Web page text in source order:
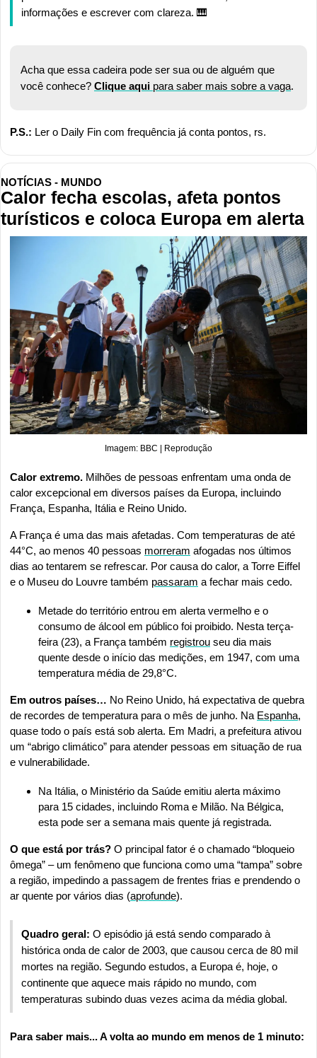
informações e escrever com clareza. 🎹
Acha que essa cadeira pode ser sua ou de alguém que
você conhece? Clique aqui para saber mais sobre a vaga.
P.S.: Ler o Daily Fin com frequência já conta pontos, rs.
NOTÍCIAS - MUNDO
Calor fecha escolas, afeta pontos
turísticos e coloca Europa em alerta
Imagem: BBC | Reprodução
Calor extremo. Milhões de pessoas enfrentam uma onda de
calor excepcional em diversos países da Europa, incluindo
França, Espanha, Itália e Reino Unido.
A França é uma das mais afetadas. Com temperaturas de até
44°C, ao menos 40 pessoas morreram afogadas nos últimos
dias ao tentarem se refrescar. Por causa do calor, a Torre Eiffel
e o Museu do Louvre também passaram a fechar mais cedo.
Metade do território entrou em alerta vermelho e o
consumo de álcool em público foi proibido. Nesta terça-
feira (23), a França também registrou seu dia mais
quente desde o início das medições, em 1947, com uma
temperatura média de 29,8°C.
Em outros países… No Reino Unido, há expectativa de quebra
de recordes de temperatura para o mês de junho. Na Espanha,
quase todo o país está sob alerta. Em Madri, a prefeitura ativou
um “abrigo climático” para atender pessoas em situação de rua
e vulnerabilidade.
Na Itália, o Ministério da Saúde emitiu alerta máximo
para 15 cidades, incluindo Roma e Milão. Na Bélgica,
esta pode ser a semana mais quente já registrada.
O que está por trás? O principal fator é o chamado “bloqueio
ômega” – um fenômeno que funciona como uma “tampa” sobre
a região, impedindo a passagem de frentes frias e prendendo o
ar quente por vários dias (aprofunde).
Quadro geral: O episódio já está sendo comparado à
histórica onda de calor de 2003, que causou cerca de 80 mil
mortes na região. Segundo estudos, a Europa é, hoje, o
continente que aquece mais rápido no mundo, com
temperaturas subindo duas vezes acima da média global.
Para saber mais... A volta ao mundo em menos de 1 minuto: